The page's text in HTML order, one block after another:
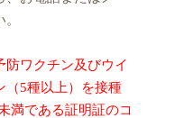
ワクチン及びウイ
（5種以上）を接種
満である証明証のコ